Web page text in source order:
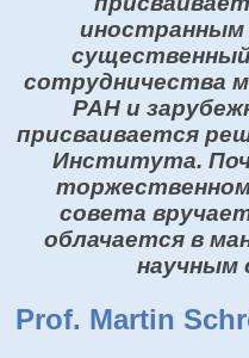
сотрудничества
РАН и
присваивается
Института.
торжественном
совета
облачается в
научным
Prof. Martin